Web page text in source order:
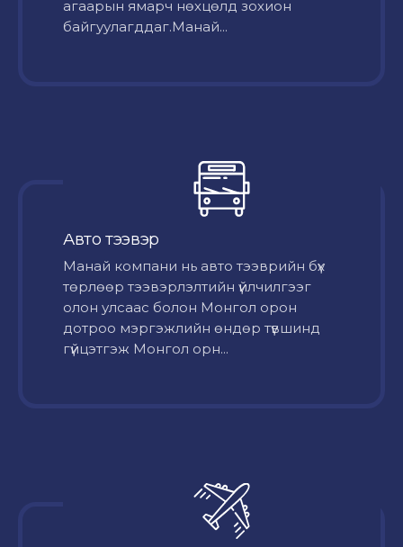
агаарын ямарч нөхцөлд зохион
байгуулагддаг.Манай...
Авто тээвэр
Mанай компани нь авто тээврийн бүх
төрлөөр тээвэрлэлтийн үйлчилгээг
олон улсаас болон Монгол орон
дотроо мэргэжлийн өндөр түвшинд
гүйцэтгэж Монгол орн...